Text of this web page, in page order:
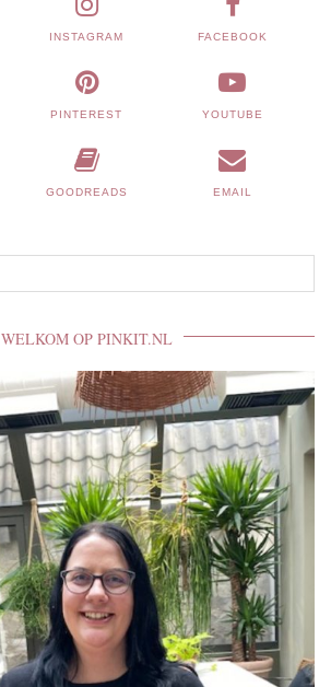
INSTAGRAM FACEBOOK
PINTEREST YOUTUBE
GOODREADS EMAIL
WELKOM OP PINKIT.NL